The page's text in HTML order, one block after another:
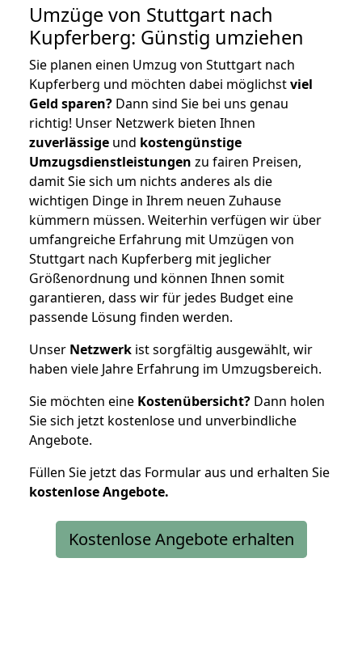
Umzüge von Stuttgart nach
Kupferberg: Günstig umziehen
Sie planen einen Umzug von Stuttgart nach
Kupferberg und möchten dabei möglichstviel
Geld sparen? Dann sind Sie bei uns genau
richtig! Unser Netzwerk bieten Ihnen
zuverlässige und kostengünstige
Umzugsdienstleistungen zu fairen Preisen,
damit Sie sich um nichts anderes als die
wichtigen Dinge in Ihrem neuen Zuhause
kümmern müssen. Weiterhin verfügen wir über
umfangreiche Erfahrung mit Umzügen von
Stuttgart nach Kupferberg mit jeglicher
Größenordnung und können Ihnen somit
garantieren, dass wir für jedes Budget eine
passende Lösung finden werden.
Unser Netzwerk ist sorgfältig ausgewählt, wir
haben viele Jahre Erfahrung im Umzugsbereich.
Sie möchten eine Kostenübersicht? Dann holen
Sie sich jetzt kostenlose und unverbindliche
Angebote.
Füllen Sie jetzt das Formular aus und erhalten Sie
kostenloseAngebote.
Kostenlose Angebote erhalten